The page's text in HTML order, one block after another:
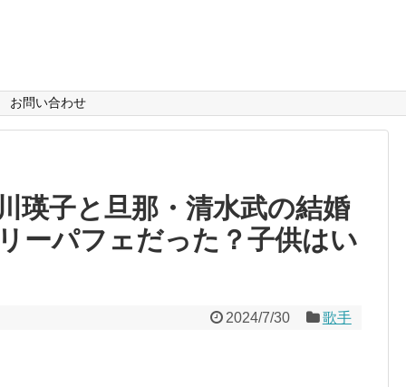
お問い合わせ
瑛子と旦那・清水武の結婚
ーパフェだった？子供はい
2024/7/30 歌手